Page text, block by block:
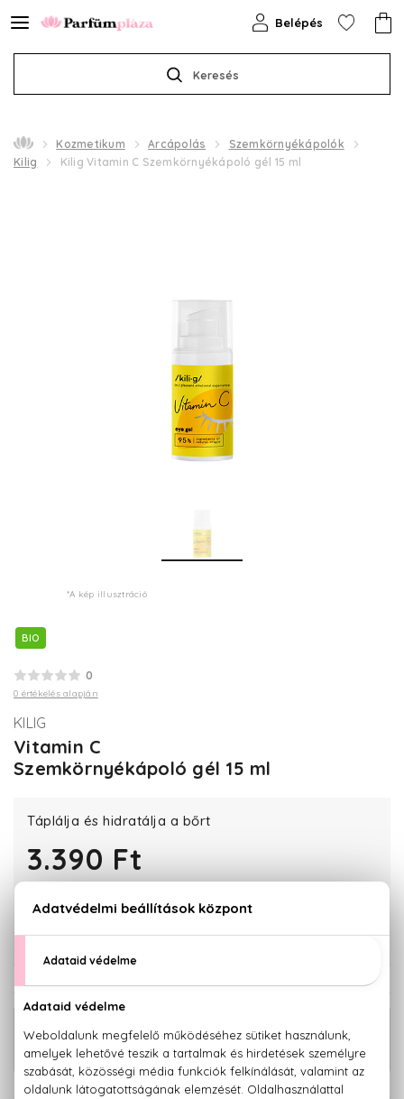
Keresés
Belépés
Kozmetikum Arcápolás
Szemkörnyékápolók
Kilig
Kilig Vitamin C Szemkörnyékápoló gél 15 ml
*A kép illusztráció
BIO
0
0 értékelés alapján
KILIG
Vitamin C
Szemkörnyékápoló gél 15 ml
Táplálja és hidratálja a bőrt
3.390 Ft
KOSÁRBA TESZEM
BIO
Vitamin C Regeneráló arcmaszk 3x7 g
1.520 Ft